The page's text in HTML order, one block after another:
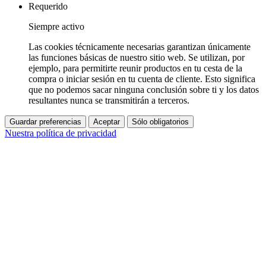
Requerido
Siempre activo
Las cookies técnicamente necesarias garantizan únicamente
las funciones básicas de nuestro sitio web. Se utilizan, por
ejemplo, para permitirte reunir productos en tu cesta de la
compra o iniciar sesión en tu cuenta de cliente. Esto significa
que no podemos sacar ninguna conclusión sobre ti y los datos
resultantes nunca se transmitirán a terceros.
Guardar preferencias Aceptar Sólo obligatorios
Nuestra política de privacidad